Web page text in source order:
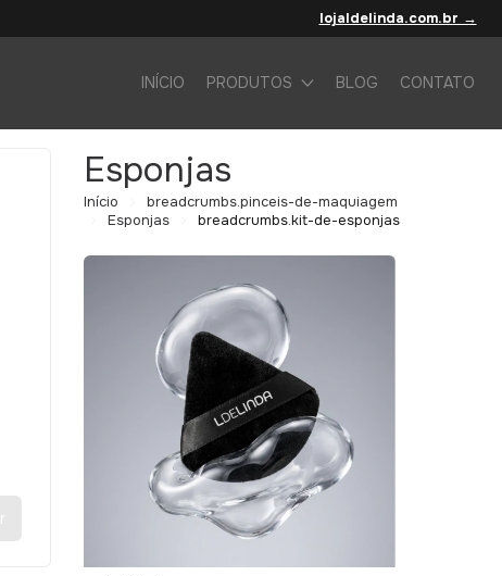
lojaldelinda.com.br →
INÍCIO PRODUTOS BLOG CONTATO
Esponjas
Início
breadcrumbs.pinceis-de-maquiagem
Esponjas
breadcrumbs.kit-de-esponjas